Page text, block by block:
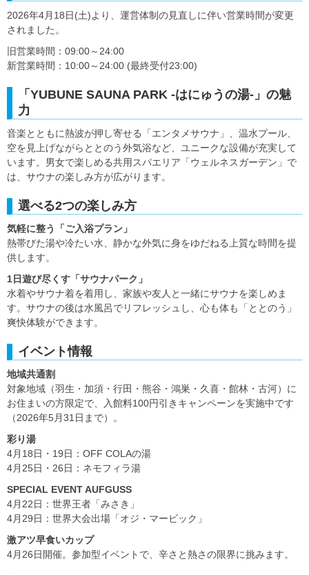
2026年4月18日(土)より、運営体制の見直しに伴い営業時間が変更
されました。
旧営業時間：09:00～24:00
新営業時間：10:00～24:00 (最終受付23:00)
「YUBUNE SAUNA PARK -はにゅうの湯-」の魅
力
音楽とともに熱波が押し寄せる「エンタメサウナ」、温水プール、
空を見上げながらととのう外気浴など、ユニークな設備が充実して
います。男女で楽しめる共用スパエリア「ウェルネスガーデン」で
は、サウナの楽しみ方が広がります。
選べる2つの楽しみ方
気軽に整う「ご入浴プラン」
熱帯びた湯や冷たい水、静かな外気に身をゆだねる上質な時間を提
供します。
1日遊び尽くす「サウナパーク」
水着やサウナ着を着用し、家族や友人と一緒にサウナを楽しめま
す。サウナの後は水風呂でリフレッシュし、心も体も「ととのう」
爽快体験ができます。
イベント情報
地域共通割
対象地域（羽生・加須・行田・熊谷・鴻巣・久喜・館林・古河）に
お住まいの方限定で、入館料100円引きキャンペーンを実施中です
（2026年5月31日まで）。
彩り湯
4月18日・19日：OFF COLAの湯
4月25日・26日：ネモフィラ湯
SPECIAL EVENT AUFGUSS
4月22日：世界王者「みさき」
4月29日：世界大会出場「オジ・マービック」
激アツ早食いカップ
4月26日開催。参加型イベントで、辛さと熱さの限界に挑みます。